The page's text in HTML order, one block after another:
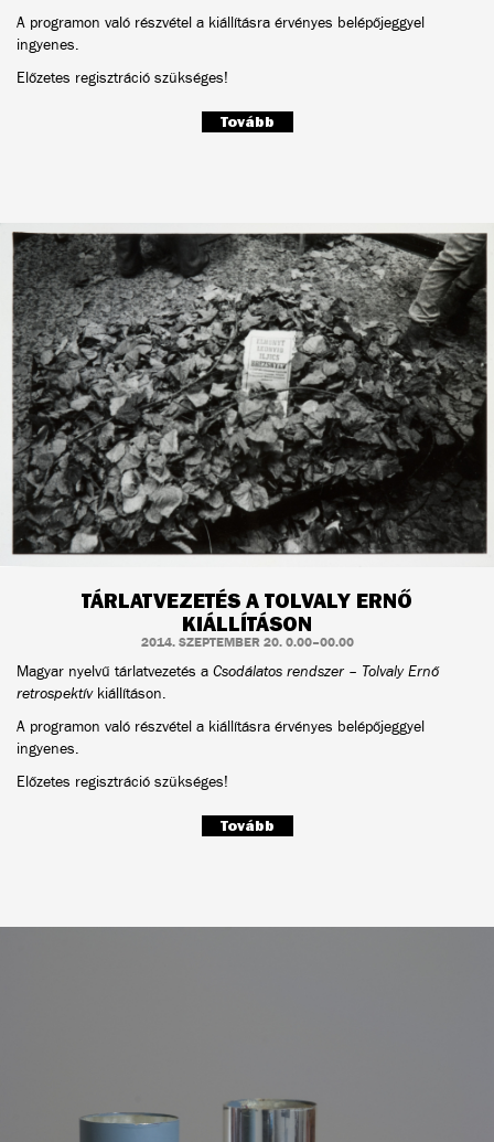
A programon való részvétel a kiállításra érvényes belépőjeggyel
ingyenes.
Előzetes regisztráció szükséges!
Tovább
TÁRLATVEZETÉS A TOLVALY ERNŐ
KIÁLLÍTÁSON
2014. SZEPTEMBER 20. 0.00–00.00
Magyar nyelvű tárlatvezetés a Csodálatos rendszer – Tolvaly Ernő
retrospektívkiállításon.
A programon való részvétel a kiállításra érvényes belépőjeggyel
ingyenes.
Előzetes regisztráció szükséges!
Tovább